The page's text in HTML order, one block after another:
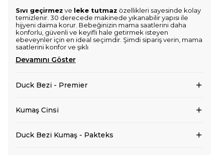
Sıvı geçirmez ve leke tutmaz özellikleri sayesinde kolay
temizlenir. 30 derecede makinede yıkanabilir yapısı ile
hijyeni daima korur. Bebeğinizin mama saatlerini daha
konforlu, güvenli ve keyifli hale getirmek isteyen
ebeveynler için en ideal seçimdir. Şimdi sipariş verin, mama
saatlerini konfor ve şıklı
Devamını Göster
Duck Bezi - Premier
Kumaş Cinsi
Duck Bezi Kumaş - Pakteks